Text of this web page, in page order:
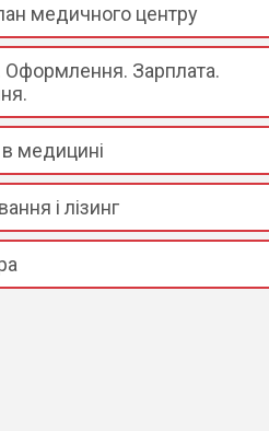
медичного центру
Оформлення. Зарплата.
медицині
і лізинг